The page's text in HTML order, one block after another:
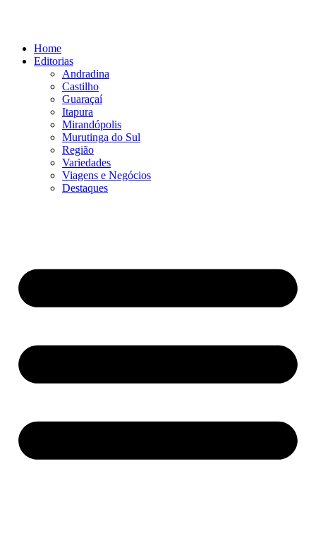
conteúdoHome
Editorias
Andradina
Castilho
Guaraçaí
Itapura
Mirandópolis
Murutinga do Sul
Região
Variedades
Viagens e Negócios
Destaques